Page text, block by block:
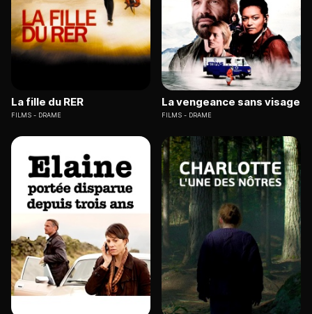
La fille du RER
FILMS DRAME
La vengeance sans visage
FILMS DRAME